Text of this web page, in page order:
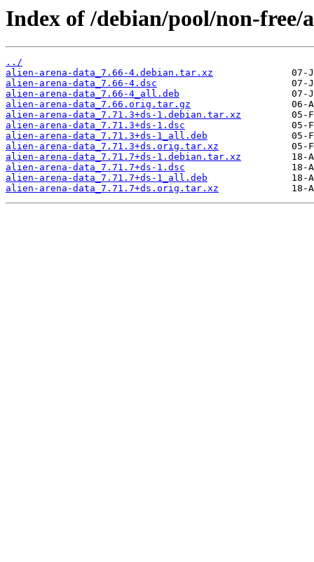
Index of /debian/pool/non-free/
../
alien-arena-data_7.66-4.debian.tar.xz
alien-arena-data_7.66-4.dsc
alien-arena-data_7.66-4_all.deb
alien-arena-data_7.66.orig.tar.gz
alien-arena-data_7.71.3+ds-1.debian.tar.xz
alien-arena-data_7.71.3+ds-1.dsc
alien-arena-data_7.71.3+ds-1_all.deb
alien-arena-data_7.71.3+ds.orig.tar.xz
alien-arena-data_7.71.7+ds-1.debian.tar.xz
alien-arena-data_7.71.7+ds-1.dsc
alien-arena-data_7.71.7+ds-1_all.deb
alien-arena-data_7.71.7+ds.orig.tar.xz